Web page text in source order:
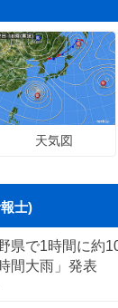
天気図
士)
県で1時間に約
間大雨」発表